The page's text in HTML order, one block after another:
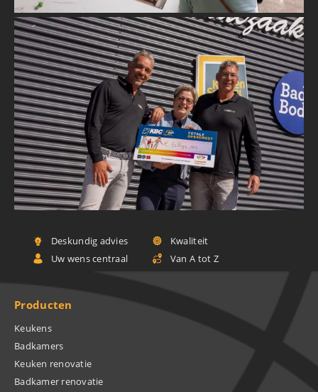
Deskundig advies
Kwaliteit
Uw wens centraal
Van A tot Z
Producten
Keukens
Badkamers
Keuken renovatie
Badkamer renovatie